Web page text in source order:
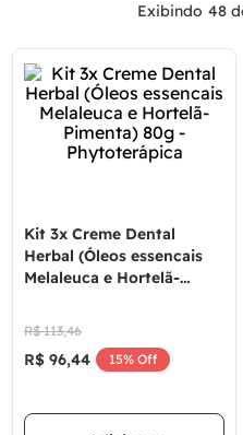
48
Kit 3x Creme Dental
Herbal (Óleos essencais
Melaleuca e Hortelã-
Phytoterápica
R$ 113,46
R$ 96,44 15% Off